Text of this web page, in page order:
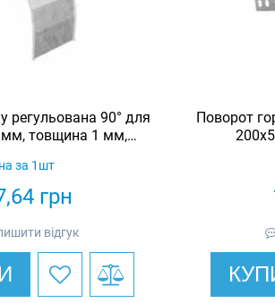
регульована 90° для
мм, товщина 1 мм,
грн
за 1шт
відгук
Поворот